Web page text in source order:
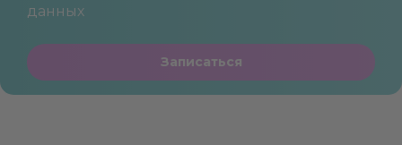
данных
Записаться